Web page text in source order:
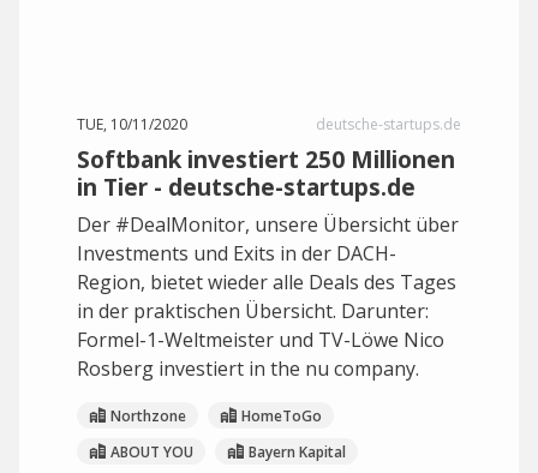
TUE, 10/11/2020 deutsche-startups.de
Softbank investiert 250 Millionen
in Tier - deutsche-startups.de
Der #DealMonitor, unsere Übersicht über
Investments und Exits in der DACH-
Region, bietet wieder alle Deals des Tages
in der praktischen Übersicht. Darunter:
Formel-1-Weltmeister und TV-Löwe Nico
Rosberg investiert in the nu company.
Northzone
HomeToGo
ABOUT YOU
Bayern Kapital